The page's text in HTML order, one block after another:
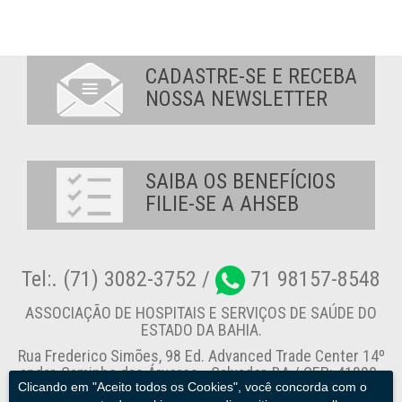
Clicando em "Aceito todos os Cookies", você concorda com o
CADASTRE-SE E RECEBA
NOSSA NEWSLETTER
SAIBA OS BENEFÍCIOS
FILIE-SE A AHSEB
Tel:. (71) 3082-3752 / 71 98157-8548
ASSOCIAÇÃO DE HOSPITAIS E SERVIÇOS DE SAÚDE DO
ESTADO DA BAHIA.
Rua Frederico Simões, 98 Ed. Advanced Trade Center 14º
andar, Caminho das Árvores - Salvador-BA / CEP: 41820-
774